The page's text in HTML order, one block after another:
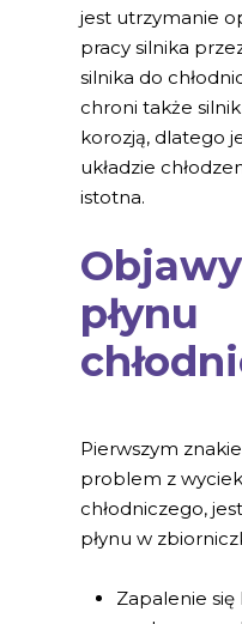
jest utrzymanie
pracy silnika
silnika do
chroni także
korozją, dlatego
układzie
istotna.
płynu
Pierwszym
problem z
chłodniczego,
płynu w
Zapalenie